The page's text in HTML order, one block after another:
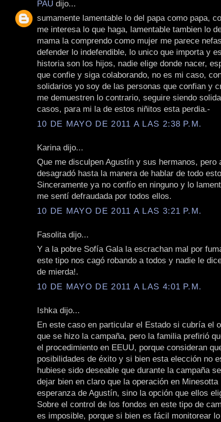
PAU dijo...
sumamente lamentable lo del papa como papa,
me interesa lo que haga, lamentable tambien lo
mama la comprendo como mujer me parece
defender lo indefendible, lo unico que importa y
historia son los hijos, nadie elige donde nacer,
que confie y siga colaborando, no es mi caso,
solidarios yo soy de las personas que confian y
me demuestren lo contrario, seguire siendo
casos, para mi la de estos niñitos esta perdia.-
10 DE MAYO DE 2011 A LAS 2:38 P.M.
Karina dijo...
Que me disculpen Agustín y sus hermanos, pero
desagradó hasta la manera de hablar de todo
Sinceramente ya no confío en ninguno y lo
me sentí defraudada por todos ellos.
10 DE MAYO DE 2011 A LAS 3:21 P.M.
Fasolita dijo...
Y a la pobre Sofía Gala la escrachan mal por
este tipo nos cagó robando a todos y nadie le
de mierda!.
10 DE MAYO DE 2011 A LAS 4:01 P.M.
Ishka dijo...
En este caso en particular el Estado si cubría el
que se hizo la campaña, pero la familia prefirió
el procedimiento en EEUU, porque consideran
posibilidades de éxito y si bien esta elección no
hubiese sido deseable que durante la campaña
dejar bien en claro que la operación en
esperanza de Agustín, sino la opción que ellos
Sobre el control de los fondos en este tipo de
es imposible, porque si bien es fácil monitorear